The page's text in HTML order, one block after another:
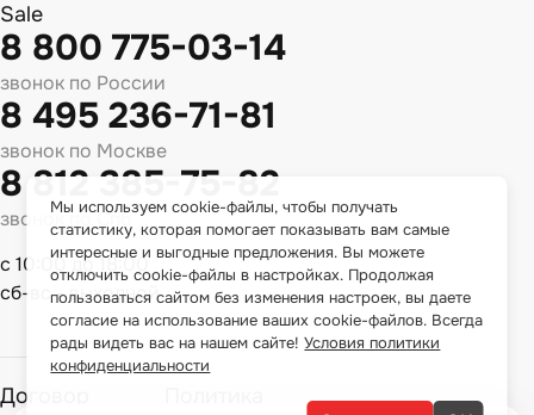
Sale
8 800 775-03-14
звонок по России
8 495 236-71-81
звонок по Москве
8 812 385-75-82
звонок по Спб
с 10:00 до 18:00
сб-вс - выходной
Договор
Мы используем cookie-файлы, чтобы получать
статистику, которая помогает показывать вам самые
интересные и выгодные предложения. Вы можете
отключить cookie-файлы в настройках. Продолжая
пользоваться сайтом без изменения настроек, вы даете
согласие на использование ваших cookie-файлов. Всегда
рады видеть вас на нашем сайте!Условия политики
конфиденциальности